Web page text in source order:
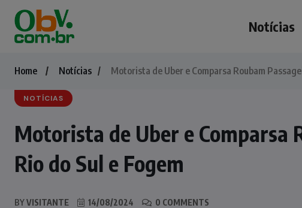
Notícias
Home Notícias Motorista de Uber e Comparsa Roubam
NOTÍCIAS
Motorista de Uber e Comparsa
Rio do Sul e Fogem
BYVISITANTE 14/08/2024 0 COMMENTS